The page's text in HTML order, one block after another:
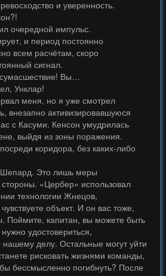
и уверенность.
очередной импульс.
и период постоянно
всем расчётам, скоро
сигнал.
Вы…
Унклар!
меня, но я уже смотрел
внезапно активизировавшуюся
с Касуми. Кенсон умудрилась
выйдя из зоны поражения.
коридора, без каких-либо
Это лишь меры
«Цербер» использовал
технологии Жнецов,
объект. И он вас тоже,
Поймите, капитан, вы можете быть
удостовериться,
делу. Остальные могут уйти
рисковать жизнями команды,
бессмысленно погибнуть? После